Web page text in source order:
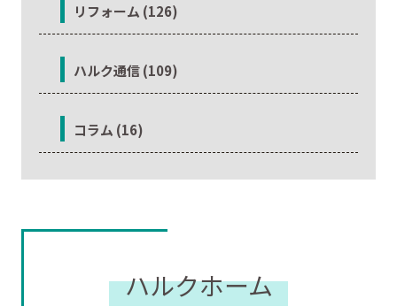
リフォーム (126)
ハルク通信 (109)
コラム (16)
ハルクホーム